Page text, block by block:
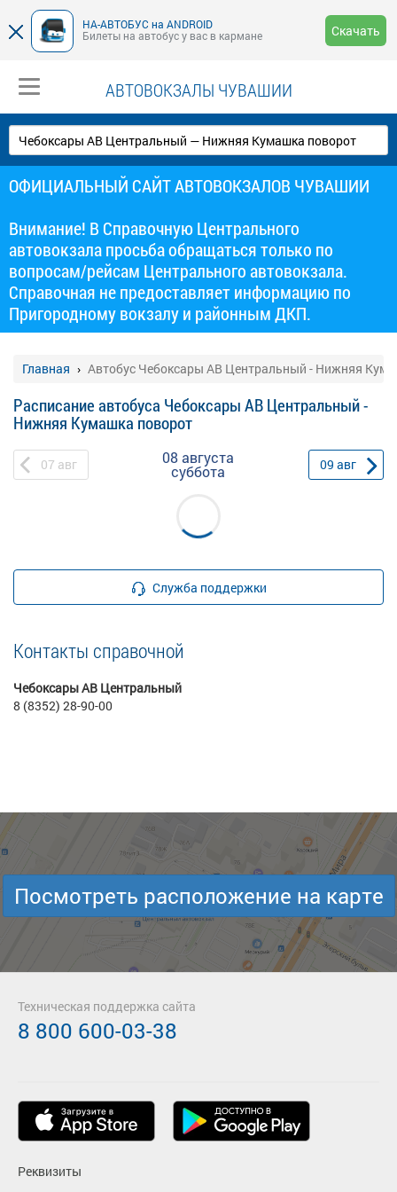
НА-АВТОБУС на ANDROID
Билеты на автобус у вас в кармане
Скачать
АВТОВОКЗАЛЫ ЧУВАШИИ
ОФИЦИАЛЬНЫЙ САЙТ АВТОВОКЗАЛОВ ЧУВАШИИ
Внимание! В Справочную Центрального
автовокзала просьба обращаться только по
вопросам/рейсам Центрального автовокзала.
Справочная не предоставляет информацию по
Пригородному вокзалу и районным ДКП.
Главная Автобус Чебоксары АВ Центральный - Нижняя
Расписание автобуса Чебоксары АВ Центральный -
Нижняя Кумашка поворот
07 авг 08 августа
суббота 09 авг
Служба поддержки
Контакты справочной
Чебоксары АВ Центральный
8 (8352) 28-90-00
Посмотреть расположение на карте
Реквизиты
Техническая поддержка сайта
8 800 600-03-38